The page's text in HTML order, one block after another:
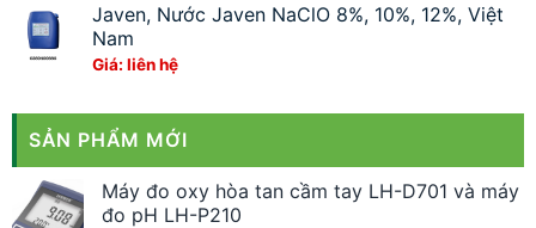
Javen, Nước Javen NaClO 8%, 10%, 12%, Việt
Nam
Giá: liên hệ
SẢN PHẨM MỚI
Máy đo oxy hòa tan cầm tay LH-D701 và máy
đo pH LH-P210